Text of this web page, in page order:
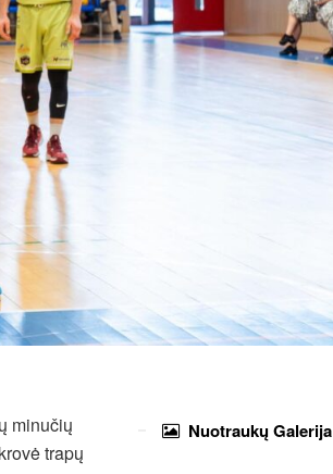
minučių
trapų
NuotraukųGalerija